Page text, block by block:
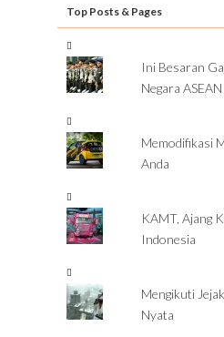
Top Posts & Pages
Ini Besaran
Negara ASEAN
Memodifikasi
Anda
KAMT, Ajang
Indonesia
Mengikuti
Nyata